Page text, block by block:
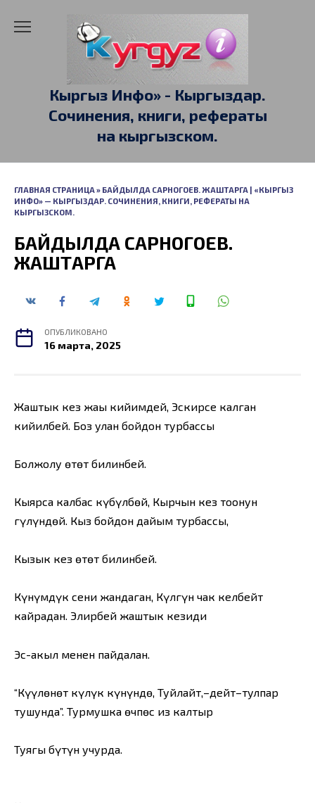
Кыргыз Инфо» - Кыргыздар.
Сочинения, книги, рефераты
на кыргызском.
ГЛАВНАЯ СТРАНИЦА» БАЙДЫЛДА САРНОГОЕВ. ЖАШТАРГА | «КЫРГЫЗ
ИНФО» — КЫРГЫЗДАР. СОЧИНЕНИЯ, КНИГИ, РЕФЕРАТЫ НА
КЫРГЫЗСКОМ.
БАЙДЫЛДА САРНОГОЕВ.
ЖАШТАРГА
ОПУБЛИКОВАНО
16 марта, 2025
Жаштык кез жаңы кийимдей, Эскирсе калган
кийилбей. Боз улан бойдон турбассың
Болжолу өтөт билинбей.
Кыярса калбас күбүлбөй, Кырчын кез тоонун
гүлүндөй. Кыз бойдон дайым турбассың,
Кызык кез өтөт билинбей.
Күнүмдүк сени жандаган, Күлгүн чак келбейт
кайрадан. Элирбей жаштык кезиңди
Эс-акыл менен пайдалан.
“Күүлөнөт күлүк күнүндө, Туйлайт,–дейт–тулпар
тушунда”. Турмушка өчпөс из калтыр
Туягың бүтүн учурда.